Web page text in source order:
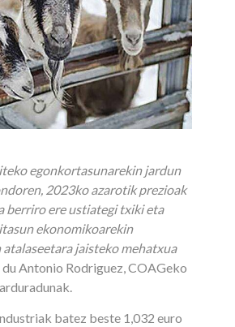
egonkortasunarekin jardun
2023ko azarotik prezioak
berriro ere ustiategi txiki eta
ekonomikoarekin
jaisteko mehatxua
Antonio Rodriguez, COAGeko
batez beste 1,032 euro